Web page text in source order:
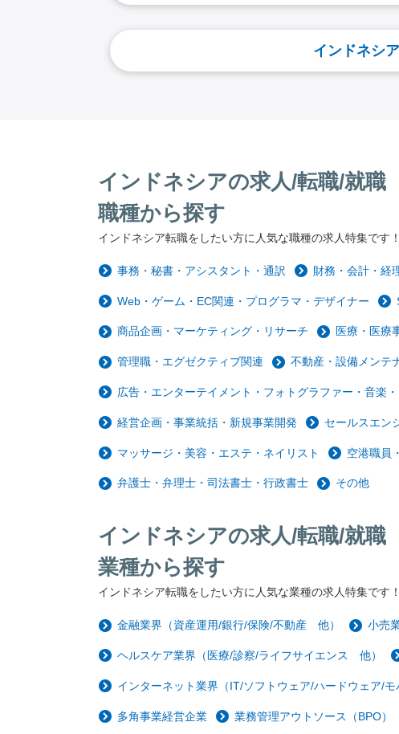
インドネシ
インドネシアの求人/転職/就職
職種から探す
インドネシア転職をしたい方に人気な職種の求人特集です
事務・秘書・アシスタント・通訳 財務・会計・経
Web・ゲーム・EC関連・プログラマ・デザイナー
商品企画・マーケティング・リサーチ 医療・医療
管理職・エグゼクティブ関連 不動産・設備メンテ
広告・エンターテイメント・フォトグラファー・音楽
経営企画・事業統括・新規事業開発 セールスエン
マッサージ・美容・エステ・ネイリスト 空港職員
弁護士・弁理士・司法書士・行政書士 その他
インドネシアの求人/転職/就職
業種から探す
インドネシア転職をしたい方に人気な業種の求人特集です
金融業界（資産運用/銀行/保険/不動産 他） 小売
ヘルスケア業界（医療/診察/ライフサイエンス 他）
インターネット業界（IT/ソフトウェア/ハードウェア/
多角事業経営企業 業務管理アウトソース（BPO）